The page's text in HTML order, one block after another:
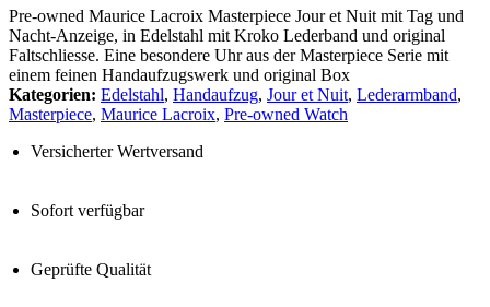
Pre-owned Maurice Lacroix Masterpiece Jour et Nuit mit Tag und
Nacht-Anzeige, in Edelstahl mit Kroko Lederband und original
Faltschliesse. Eine besondere Uhr aus der Masterpiece Serie mit
einem feinen Handaufzugswerk und original Box
Kategorien: Edelstahl, Handaufzug, Jour et Nuit, Lederarmband,
Masterpiece, Maurice Lacroix, Pre-owned Watch
Versicherter Wertversand
Sofort verfügbar
Geprüfte Qualität